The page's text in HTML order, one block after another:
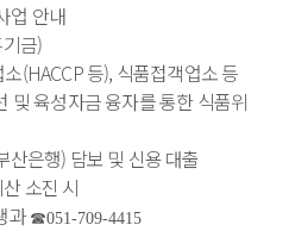
업 안내
금)
(HACCP 등), 식품접객업소 등
및 육성자금 융자를 통한 식품위
산은행) 담보 및 신용 대출
소진 시
과 ☎051-709-4415